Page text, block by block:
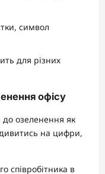
символ
для різних
офісу
до озеленення як
на цифри,
співробітника в